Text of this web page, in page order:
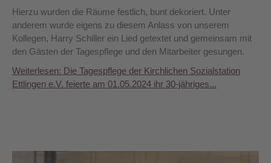
Hierzu wurden die Räume festlich, bunt dekoriert. Unter
anderem wurde eigens zu diesem Anlass von unserem
Kollegen, Harry Schiller ein Lied getextet und gemeinsam mit
den Gästen der Tagespflege und den Mitarbeiter gesungen.
Weiterlesen: Die Tagespflege der Kirchlichen Sozialstation
Ettlingen e.V. feierte am 01.05.2024 ihr 30-jähriges...